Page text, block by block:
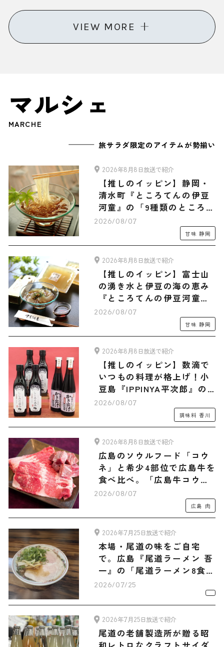
VIEW MORE
マルシェ
MARCHE
旅サラダ限定のアイテムが勢揃い
2026年8月8日放送で紹介
【推しのイッピン】静岡・
清水町『ところてんの伊豆
河童』の「9種類のところて
ん・3種類のあんみつ 旅サ
ラダマルシェオリジナルセ
ット」
2026/08/07
甘味 静岡
2026年8月8日放送で紹介
【推しのイッピン】富士山
の湧き水と伊豆の海の恵み
『ところてんの伊豆河童』
の「ところてん・フルーツ
あんみつ 旅サラダマルシェ
オリジナル木製てん突きセ
ット」全15食入り
2026/08/07
甘味 静岡
2026年8月8日放送で紹介
【推しのイッピン】数滴で
いつもの料理が格上げ！小
豆島『IPPINYA平次郎』の
万能だし「しじみの恵み」
2026/08/07
調味料 香川
2026年8月8日放送で紹介
広島のソウルフード「コウ
ネ」と希少4部位で広島牛を
食べ比べ。「広島牛コウネ
（500g）・和牛ショコラ-
Hiroshima Beef-セット」
2026/08/07
広島 肉
2026年7月25日放送で紹介
本場・尾道の味をご自宅
で。広島『尾道ラーメン 吾
一』の「尾道ラーメン8食セ
ット」
2026/07/25
2026年7月25日放送で紹介
尾道の老舗製造所が贈る昭